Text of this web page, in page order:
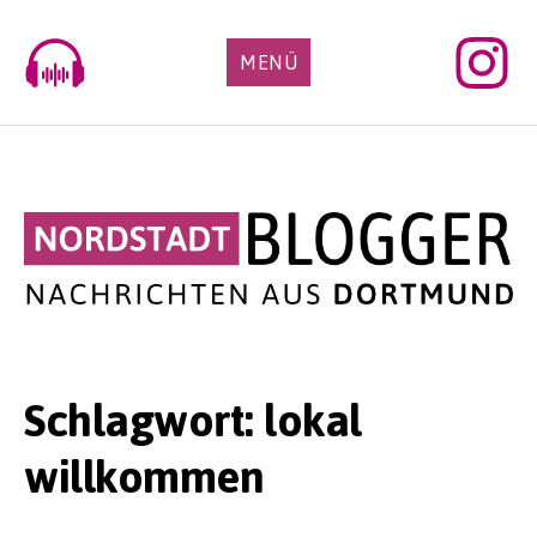
content
MENÜ
Schlagwort: lokal
willkommen